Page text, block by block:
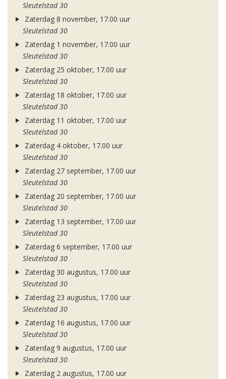
Sleutelstad 30
Zaterdag 8 november, 17.00 uur
Sleutelstad 30
Zaterdag 1 november, 17.00 uur
Sleutelstad 30
Zaterdag 25 oktober, 17.00 uur
Sleutelstad 30
Zaterdag 18 oktober, 17.00 uur
Sleutelstad 30
Zaterdag 11 oktober, 17.00 uur
Sleutelstad 30
Zaterdag 4 oktober, 17.00 uur
Sleutelstad 30
Zaterdag 27 september, 17.00 uur
Sleutelstad 30
Zaterdag 20 september, 17.00 uur
Sleutelstad 30
Zaterdag 13 september, 17.00 uur
Sleutelstad 30
Zaterdag 6 september, 17.00 uur
Sleutelstad 30
Zaterdag 30 augustus, 17.00 uur
Sleutelstad 30
Zaterdag 23 augustus, 17.00 uur
Sleutelstad 30
Zaterdag 16 augustus, 17.00 uur
Sleutelstad 30
Zaterdag 9 augustus, 17.00 uur
Sleutelstad 30
Zaterdag 2 augustus, 17.00 uur